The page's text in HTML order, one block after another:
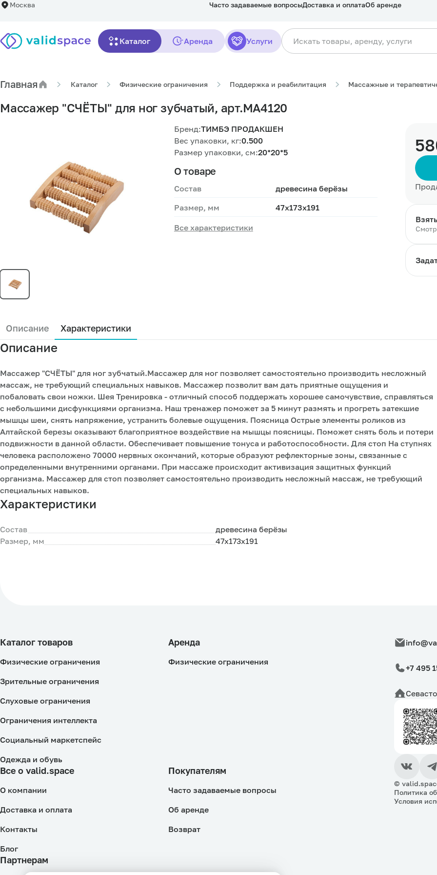
Москва Часто задаваемые вопросыДоставка и оплатаОб аренде
Каталог Аренда Услуги
Главная Каталог Физические ограничения Поддержка и реабилитация Массажные и
Массажер "СЧЁТЫ" для ног зубчатый, арт.МА4120
Характеристики
Массажер "СЧЁТЫ" для ног зубчатый, арт.МА4120
Бренд:ТИМБЭ ПРОДАКШЕН
Вес упаковки, кг:0.500
Размер упаковки, см:20*20*5
О товаре
Состав
древесина берёзы
Размер, мм
47х173х191
Все характеристики
Описание Характеристики
Описание
Массажер "СЧЁТЫ" для ног зубчатый.Массажер для ног позволяет самостоятельно производить несложный
массаж, не требующий специальных навыков. Массажер позволит вам дать приятные ощущения и
побаловать свои ножки. Шея Тренировка - отличный способ поддержать хорошее самочувствие, справляться
с небольшими дисфункциями организма. Наш тренажер поможет за 5 минут размять и прогреть затекшие
мышцы шеи, снять напряжение, устранить болевые ощущения. Поясница Острые элементы роликов из
Алтайской березы оказывают благоприятное воздействие на мышцы поясницы. Поможет снять боль и потери
подвижности в данной области. Обеспечивает повышение тонуса и работоспособности. Для стоп На ступнях
человека расположено 70000 нервных окончаний, которые образуют рефлекторные зоны, связанные с
определенными внутренними органами. При массаже происходит активизация защитных функций
организма. Массажер для стоп позволяет самостоятельно производить несложный массаж, не требующий
специальных навыков.
Характеристики
Состав
древесина берёзы
Размер, мм
47х173х191
Каталог товаров
Физические ограничения
Зрительные ограничения
Слуховые ограничения
Ограничения интеллекта
Социальный маркетспейс
Одежда и обувь
Аренда
Физические ограничения
Все о valid.space
О компании
Доставка и оплата
Контакты
Блог
Покупателям
Часто задаваемые вопросы
Об аренде
Возврат
Партнерам
+7 495
©
Политика
Условия